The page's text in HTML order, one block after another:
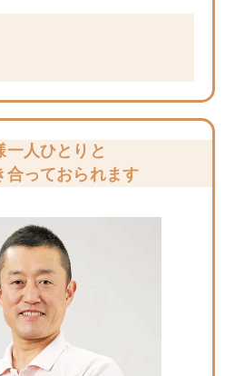
一人ひとりと
合っておられます